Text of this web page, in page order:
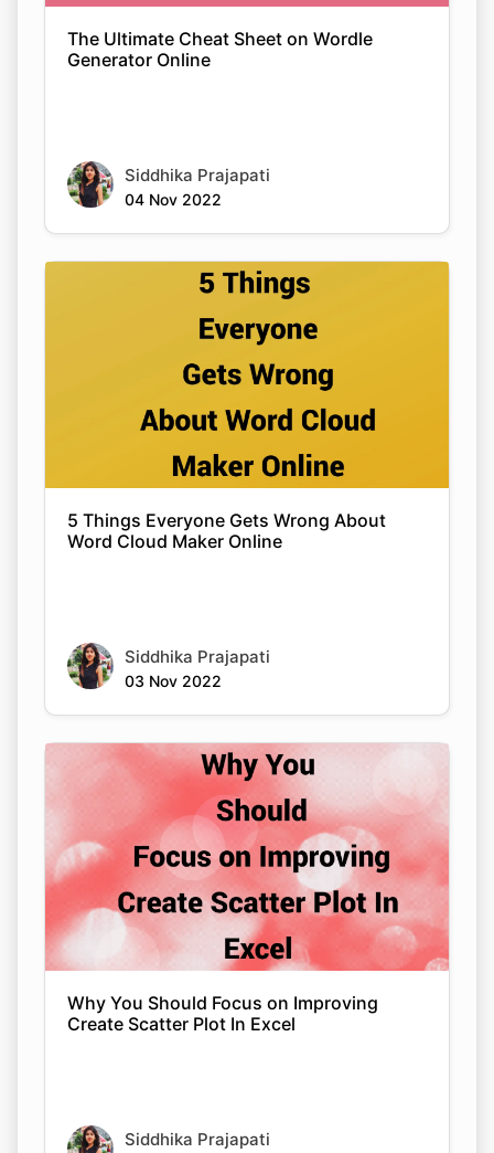
Copy Link
The Ultimate Cheat Sheet on Wordle
Generator Online
Siddhika Prajapati
04 Nov 2022
5 Things Everyone Gets Wrong About
Word Cloud Maker Online
Siddhika Prajapati
03 Nov 2022
Why You Should Focus on Improving
Create Scatter Plot In Excel
Siddhika Prajapati